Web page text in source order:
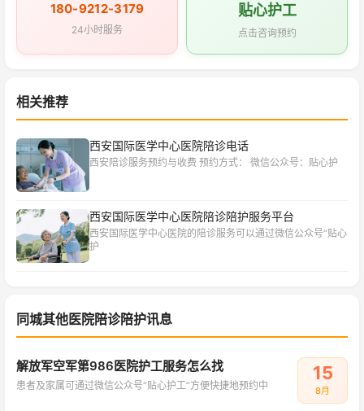
180-9212-3179
24小时服务
贴心护工
点击咨询预约
相关推荐
西安国际医学中心医院陪诊电话
西安陪诊服务预约与收费 预约方式： 微信公众号：贴心护
西安国际医学中心医院陪诊陪护服务平台
西安国际医学中心医院的陪诊服务可以通过微信公众号“贴心
护
同城其他医院陪诊陪护讯息
解放军空军第986医院护工服务怎么找
患者及家属可通过微信公众号“贴心护工”方便快捷地预约中
15
8月